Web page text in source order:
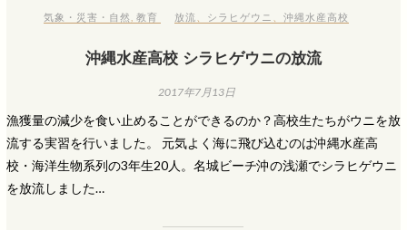
気象・災害・自然 ,教育 放流 シラヒゲウニ 、沖縄水産高校
沖縄水産高校 シラヒゲウニの放流
2017年7月13日
漁獲量の減少を食い止めることができるのか？高校生たちがウニを放
流する実習を行いました。 元気よく海に飛び込むのは沖縄水産高
校・海洋生物系列の3年生20人。名城ビーチ沖の浅瀬でシラヒゲウニ
を放流しました…